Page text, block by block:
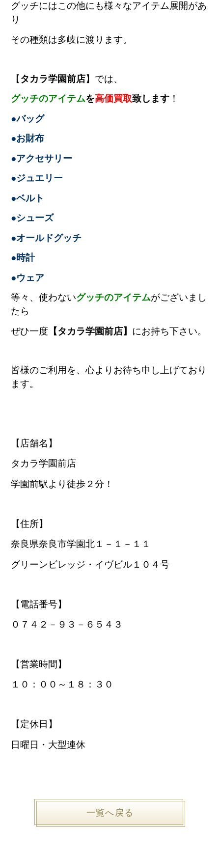
グッチにはこの他にも様々なアイテム展開があ
り
その種類は多岐に渡ります。
【 タカラ学園前店】では、
グッチのアイテムを高価買取致します ！
●バッグ
●お財布
●アクセサリー
●ジュエリー
●ベルト
●シューズ
●オールドグッチ
●時計
●ウェア
等々、使わないグッチのアイテムがございまし
たら
ぜひ一度 【タカラ学園前店】 にお持ち下さい。
皆様のご利用を、心よりお待ち申し上げており
ます。
【店舗名】
タカラ学園前店
学園前駅より徒歩２分！
【住所】
奈良県奈良市学園北１－１－１１
グリーンビレッジ・イヴビル１０４号
【電話番号】
０７４２－９３－６５４３
【営業時間】
１０：００～１８：３０
【定休日】
日曜日・大型連休
一覧へ戻る